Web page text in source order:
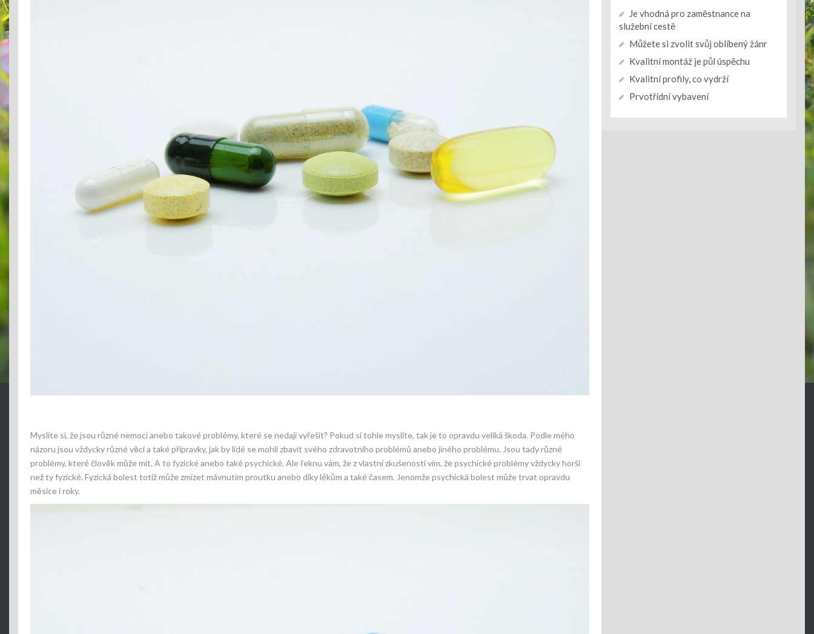
Myslíte si, že jsou různé nemoci anebo takové problémy, které se nedají vyřešit? Pokud si tohle myslíte, tak je to opravdu veliká škoda. Podle mého
názoru jsou vždycky různé věci a také přípravky, jak by lidé se mohli zbavit svého zdravotního problémů anebo jiného problému. Jsou tady různé
problémy, které člověk může mít. A to fyzické anebo také psychické. Ale řeknu vám, že z vlastní zkušenosti vím, že psychické problémy vždycky horší
než ty fyzické. Fyzická bolest totiž může zmizet mávnutím proutku anebo díky lékům a také časem. Jenomže psychická bolest může trvat opravdu
měsíce i roky.
Je vhodná pro zaměstnance na
služební cestě
Můžete si zvolit svůj oblíbený žánr
Kvalitní montáž je půl úspěchu
Kvalitní profily, co vydrží
Prvotřídní vybavení